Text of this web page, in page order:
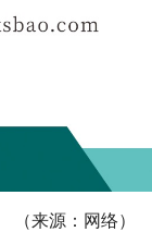
（来源：网络）